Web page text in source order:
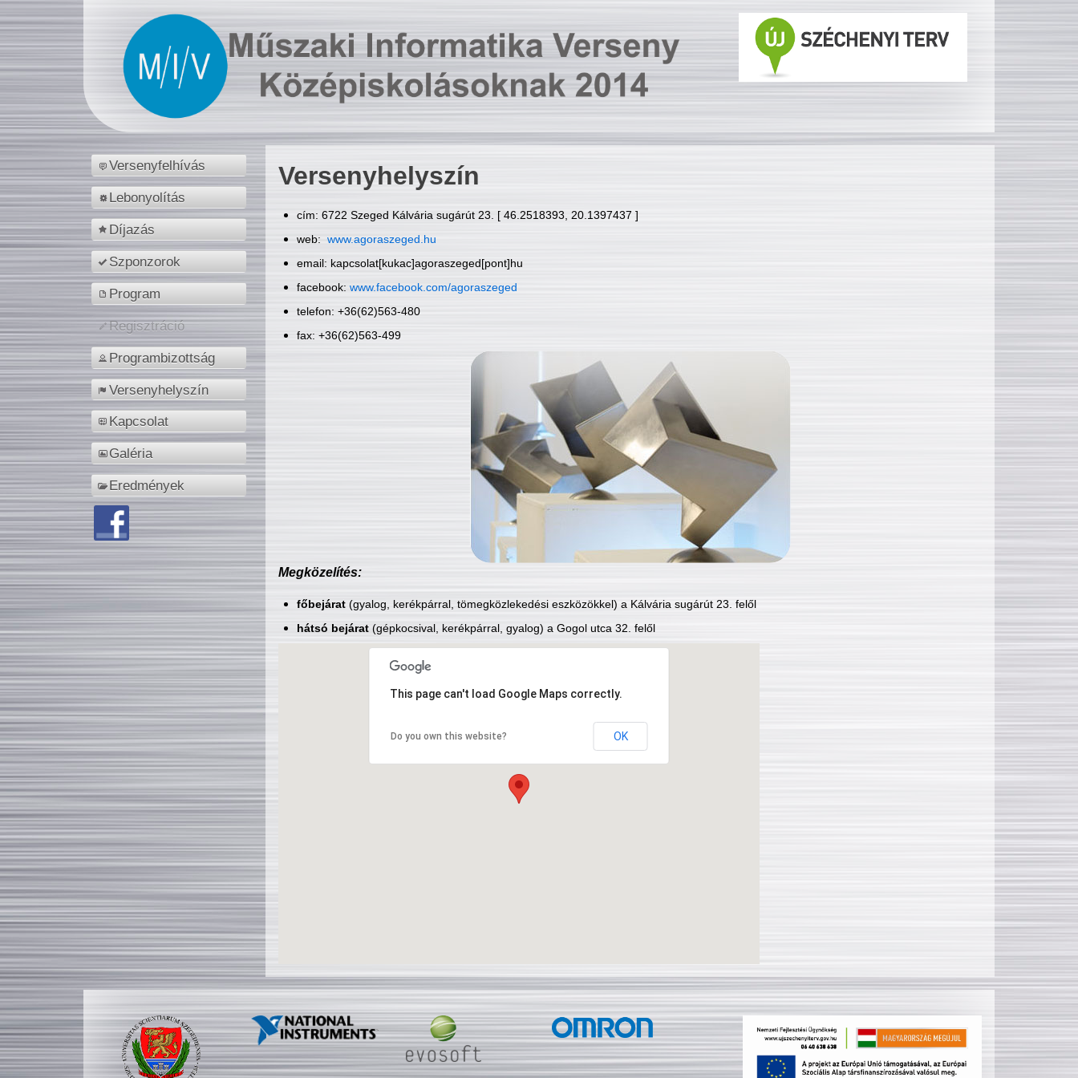
Versenyfelhívás
Lebonyolítás
Díjazás
Szponzorok
Program
Regisztráció
Programbizottság
Versenyhelyszín
Kapcsolat
Galéria
Eredmények
Versenyhelyszín
cím: 6722 Szeged Kálvária sugárút 23. [ 46.2518393, 20.1397437 ]
web: www.agoraszeged.hu
email: kapcsolat[kukac]agoraszeged[pont]hu
facebook: www.facebook.com/agoraszeged
telefon: +36(62)563-480
fax: +36(62)563-499
Megközelítés:
főbejárat(gyalog, kerékpárral, tömegközlekedési eszközökkel) a Kálvária sugárút 23. felől
hátsó bejárat(gépkocsival, kerékpárral, gyalog) a Gogol utca 32. felől
This page can't load Google Maps correctly.
Do you own this website? OK